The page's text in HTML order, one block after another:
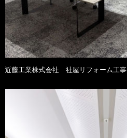
近藤工業株式会社 社屋リフォーム工事